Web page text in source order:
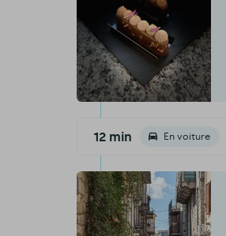
12 min En voiture